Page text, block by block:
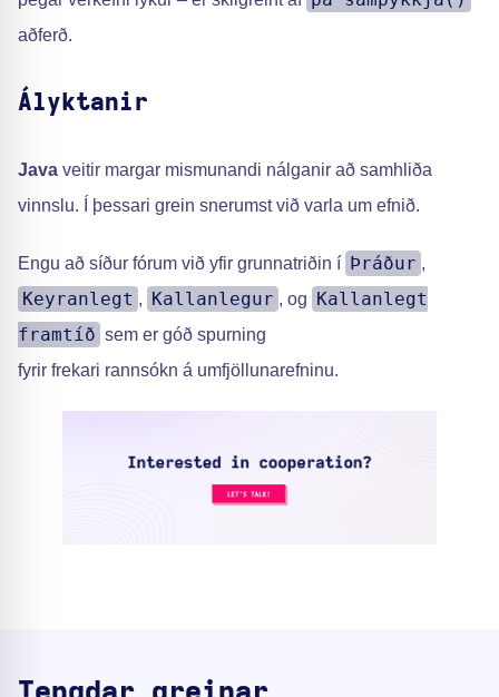
aðferð.
Ályktanir
Java veitir margar mismunandi nálganir að samhliða
vinnslu. Í þessari grein snerumst við varla um efnið.
Engu að síður fórum við yfir grunnatriðin í Þráður ,
Keyranlegt , Kallanlegur , og Kallanlegt
framtíð sem er góð spurning
fyrir frekari rannsókn á umfjöllunarefninu.